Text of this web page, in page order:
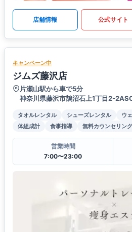
店舗情報 公式サイト
キャンペーン中
ジムズ藤沢店
片瀬山駅から車で5分
神奈川県藤沢市鵠沼石上1丁目2-
タオルレンタル シューズレンタル ウ
体組成計
食事指導 無料カウンセリング
営業時間
7:00〜23:00